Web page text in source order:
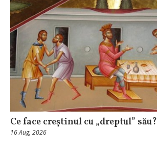
Ce face creștinul cu „dreptul” său?
16 Aug, 2026